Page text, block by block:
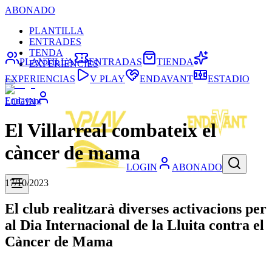
ABONADO
PLANTILLA
ENTRADES
TENDA
EXPERIÈNCIES
LOGIN
LOGIN ABONADO
PLANTILLA ENTRADAS
TIENDA
EXPERIENCIAS
V PLAY ENDAVANT ESTADIO
Endavant
El Villarreal combateix el
càncer de mama
17/10/2023
El club realitzarà diverses activacions per
al Dia Internacional de la Lluita contra el
Càncer de Mama